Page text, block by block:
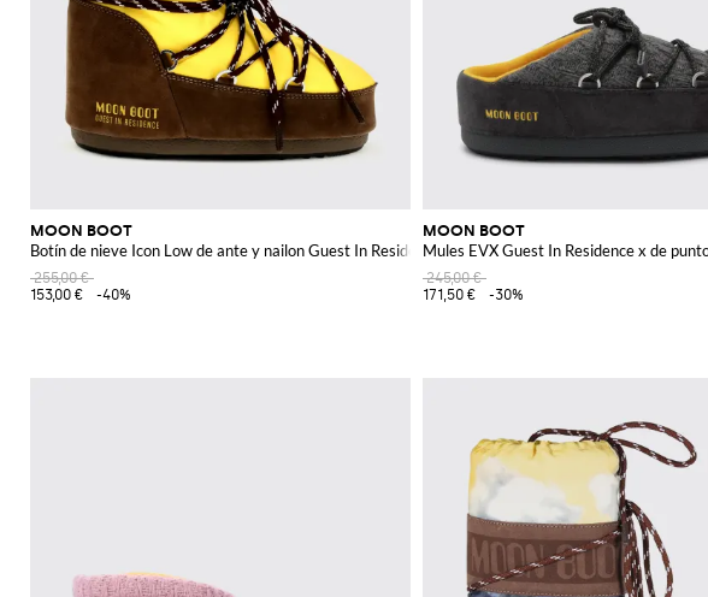
MOON BOOT
Botín de nieve Icon Low de ante y nailon Guest In Residence x
255,00 €
153,00 €
-40%
MOON BOOT
Mules EVX Guest In Residence x de
245,00 €
171,50 €
-30%